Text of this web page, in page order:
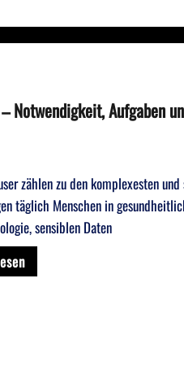
Notwendigkeit, Aufgaben
zählen zu den komplexesten
täglich Menschen in
sensiblen Daten